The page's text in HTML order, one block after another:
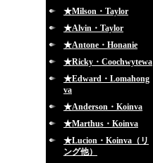
★Milson・Taylor
★Alvin・Taylor
★Antone・Honanie
★Ricky・Coochwytewa
★Edward・Lomahong
va
★Anderson・Koinva
★Marthus・Koinva
★Lucion・Koinva（リ
ング他）